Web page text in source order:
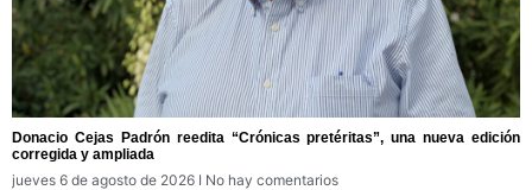
Donacio Cejas Padrón reedita “Crónicas pretéritas”, una nueva edición
corregida y ampliada
jueves 6 de agosto de 2026
No hay comentarios